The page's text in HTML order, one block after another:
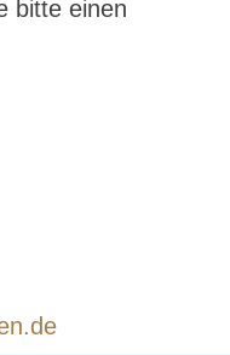
bitte einen